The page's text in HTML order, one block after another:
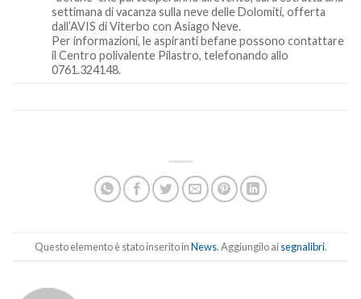
settimana di vacanza sulla neve delle Dolomiti, offerta
dall’AVIS di Viterbo con Asiago Neve.
Per informazioni, le aspiranti befane possono contattare
il Centro polivalente Pilastro, telefonando allo
0761.324148.
Questo elemento è stato inserito inNews. Aggiungilo aisegnalibri.